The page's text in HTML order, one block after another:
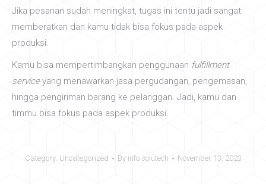
Jika pesanan sudah meningkat, tugas ini tentu jadi sangat
memberatkan dan kamu tidak bisa fokus pada aspek
produksi.
Kamu bisa mempertimbangkan penggunaan fulfillment
serviceyang menawarkan jasa pergudangan, pengemasan,
hingga pengiriman barang ke pelanggan. Jadi, kamu dan
timmu bisa fokus pada aspek produksi.
Category: Uncategorized By info solutech November 13, 2023